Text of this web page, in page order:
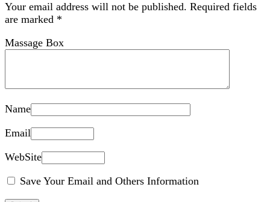
Your email address will not be published. Required fields
are marked *
Massage Box
Name
Email
WebSite
Save Your Email and Others Information